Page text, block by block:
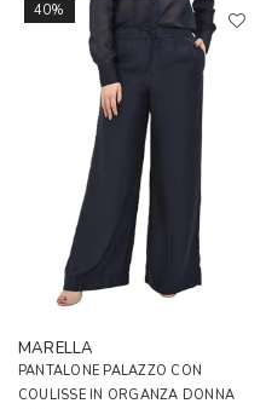
40%
MARELLA
PANTALONE PALAZZO CON
COULISSE IN ORGANZA DONNA